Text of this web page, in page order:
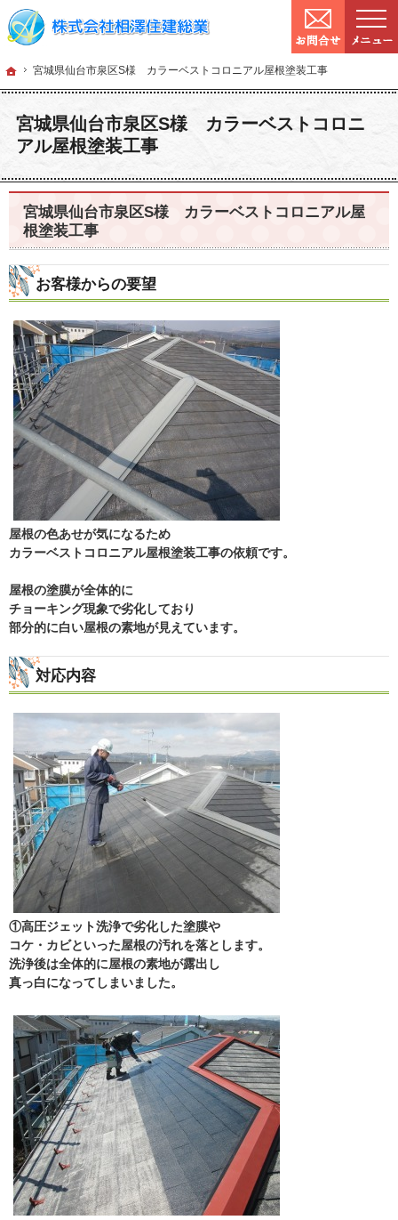
ホーム
宮城県仙台市泉区S様 カラーベストコロニアル屋根塗装工事
宮城県仙台市泉区S様 カラーベストコロニ
アル屋根塗装工事
確かな技術と信頼。宮城県仙台市の塗装・リフォームを手がける工務店なら当社へ
宮城県仙台市の塗装・リフォームなら工務店の相澤住建総業
宮城県仙台市泉区S様 カラーベストコロニアル屋
根塗装工事
お客様からの要望
屋根の色あせが気になるため
カラーベストコロニアル屋根塗装工事の依頼です。
屋根の塗膜が全体的に
チョーキング現象で劣化しており
部分的に白い屋根の素地が見えています。
対応内容
①高圧ジェット洗浄で劣化した塗膜や
コケ・カビといった屋根の汚れを落とします。
洗浄後は全体的に屋根の素地が露出し
真っ白になってしまいました。
ホーム宮城県仙台市